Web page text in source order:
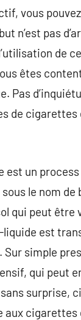
vous
n’est pas
êtes
Pas
de
est un
le nom
qui peut
liquide est
simple
qui peut
surprise,
aux cigarettes